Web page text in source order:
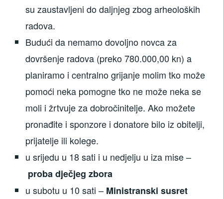
su zaustavljeni do daljnjeg zbog arheoloških
radova.
Budući da nemamo dovoljno novca za
dovršenje radova (preko 780.000,00 kn) a
planiramo i centralno grijanje molim tko može
pomoći neka pomogne tko ne može neka se
moli i žrtvuje za dobročinitelje. Ako možete
pronađite i sponzore i donatore bilo iz obitelji,
prijatelje ili kolege.
u srijedu u 18 sati i u nedjelju u iza mise –
proba dječjeg zbora
u subotu u 10 sati – Ministranski susret